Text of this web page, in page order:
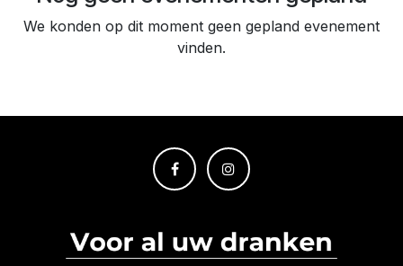
We konden op dit moment geen gepland evenement
vinden.